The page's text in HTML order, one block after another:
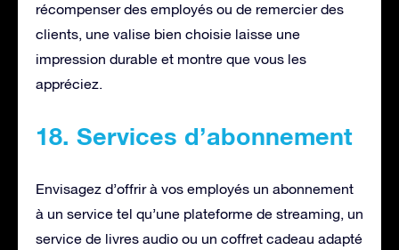
récompenser des employés ou de remercier des
clients, une valise bien choisie laisse une
impression durable et montre que vous les
appréciez.
18. Services d’abonnement
Envisagez d’offrir à vos employés un abonnement
à un service tel qu’une plateforme de streaming, un
service de livres audio ou un coffret cadeau adapté